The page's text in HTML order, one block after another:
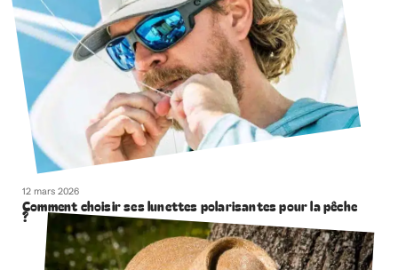
12 mars 2026
Comment choisir ses lunettes polarisantes pour la pêche
?